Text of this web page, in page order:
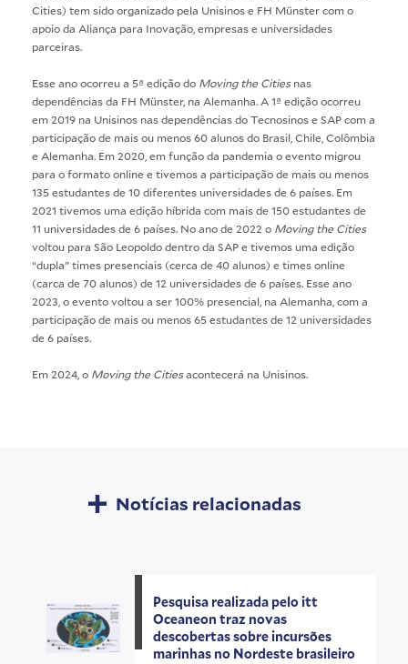
Cities) tem sido organizado pela Unisinos e FH Münster com o
apoio da Aliança para Inovação, empresas e universidades
parceiras.
Esse ano ocorreu a 5ª edição do Moving the Citiesnas
dependências da FH Münster, na Alemanha. A 1ª edição ocorreu
em 2019 na Unisinos nas dependências do Tecnosinos e SAP com a
participação de mais ou menos 60 alunos do Brasil, Chile, Colômbia
e Alemanha. Em 2020, em função da pandemia o evento migrou
para o formato online e tivemos a participação de mais ou menos
135 estudantes de 10 diferentes universidades de 6 países. Em
2021 tivemos uma edição híbrida com mais de 150 estudantes de
11 universidades de 6 países. No ano de 2022 o Moving the Cities
voltou para São Leopoldo dentro da SAP e tivemos uma edição
“dupla” times presenciais (cerca de 40 alunos) e times online
(carca de 70 alunos) de 12 universidades de 6 países. Esse ano
2023, o evento voltou a ser 100% presencial, na Alemanha, com a
participação de mais ou menos 65 estudantes de 12 universidades
de 6 países.
Em 2024, o Moving the Citiesacontecerá na Unisinos.
Notícias relacionadas
Pesquisa realizada pelo itt
Oceaneon traz novas
descobertas sobre incursões
marinhas no Nordeste brasileiro